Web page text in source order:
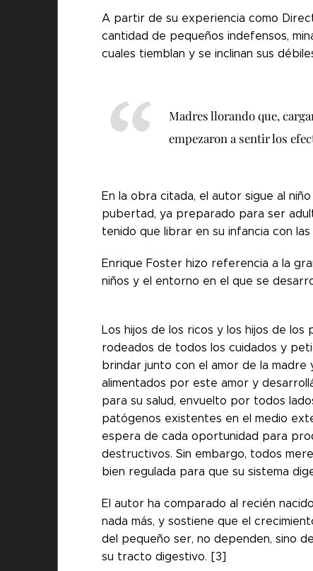
A partir de su experiencia como
cantidad de pequeños indefensos,
cuales tiemblan y se inclinan sus
Madres llorando que,
empezaron a sentir los
En la obra citada, el autor sigue al
pubertad, ya preparado para ser
tenido que librar en su infancia con
Enrique Foster hizo referencia a la
niños y el entorno en el que se
Los hijos de los ricos y los hijos de los
rodeados de todos los cuidados y
brindar junto con el amor de la madre
alimentados por este amor y
para su salud, envuelto por todos
patógenos existentes en el medio
espera de cada oportunidad para
destructivos. Sin embargo, todos
bien regulada para que su sistema
El autor ha comparado al recién
nada más, y sostiene que el
del pequeño ser, no dependen, sino
su tracto digestivo. [3]